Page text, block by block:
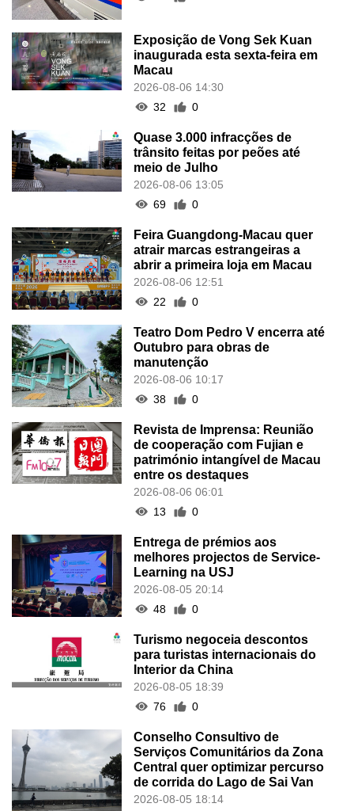
Exposição de Vong Sek Kuan
inaugurada esta sexta-feira em
Macau
2026-08-06 14:30
32
0
Quase 3.000 infracções de
trânsito feitas por peões até
meio de Julho
2026-08-06 13:05
69
0
Feira Guangdong-Macau quer
atrair marcas estrangeiras a
abrir a primeira loja em Macau
2026-08-06 12:51
22
0
Teatro Dom Pedro V encerra até
Outubro para obras de
manutenção
2026-08-06 10:17
38
0
Revista de Imprensa: Reunião
de cooperação com Fujian e
património intangível de Macau
entre os destaques
2026-08-06 06:01
13
0
Entrega de prémios aos
melhores projectos de Service-
Learning na USJ
2026-08-05 20:14
48
0
Turismo negoceia descontos
para turistas internacionais do
Interior da China
2026-08-05 18:39
76
0
Conselho Consultivo de
Serviços Comunitários da Zona
Central quer optimizar percurso
de corrida do Lago de Sai Van
2026-08-05 18:14